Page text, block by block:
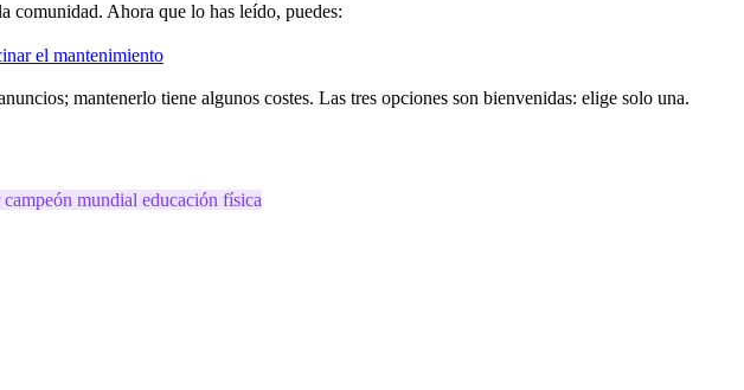
comunidad. Ahora que lo has leído, puedes:
el mantenimiento
mantenerlo tiene algunos costes. Las tres opciones son bienvenidas: elige solo una.
campeón mundial educación física